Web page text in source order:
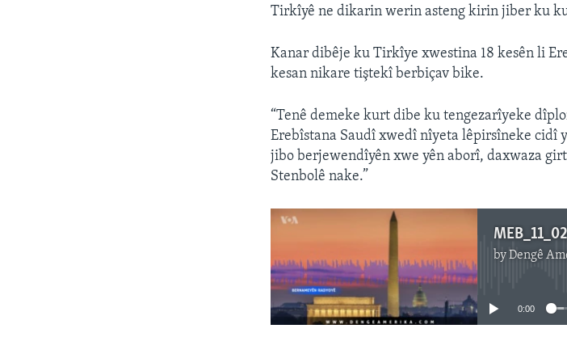
Tirkîyê ne dikarin werin asteng kirin jiber ku
Kanar dibêje ku Tirkîye xwestina 18 kesên li
kesan nikare tiştekî berbiçav bike.
“Tenê demeke kurt dibe ku tengezarîyeke
Erebîstana Saudî xwedî nîyeta lêpirsîneke cidî
jibo berjewendîyên xwe yên aborî, daxwaza
Stenbolê nake.”
byDengê
No media source
0:00